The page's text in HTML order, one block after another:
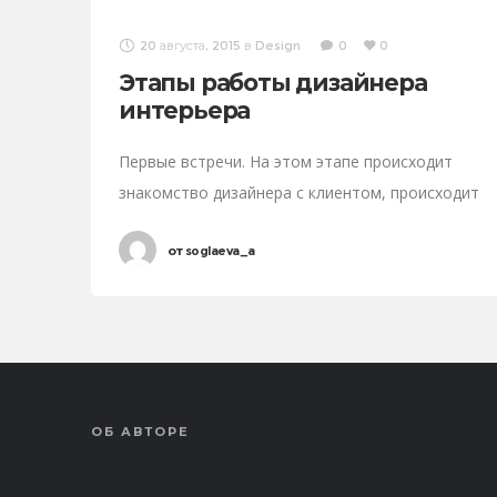
20 августа, 2015 в Design 0 0
Этапы работы дизайнера
интерьера
Первые встречи. На этом этапе происходит
знакомство дизайнера с клиентом, происходит
своей стороны должен на этом этапе
отsoglaeva_a
ОБ АВТОРЕ